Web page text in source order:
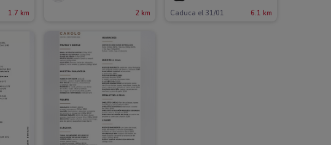
1.7 km 2 km Caduca el 31/01 6.1 km